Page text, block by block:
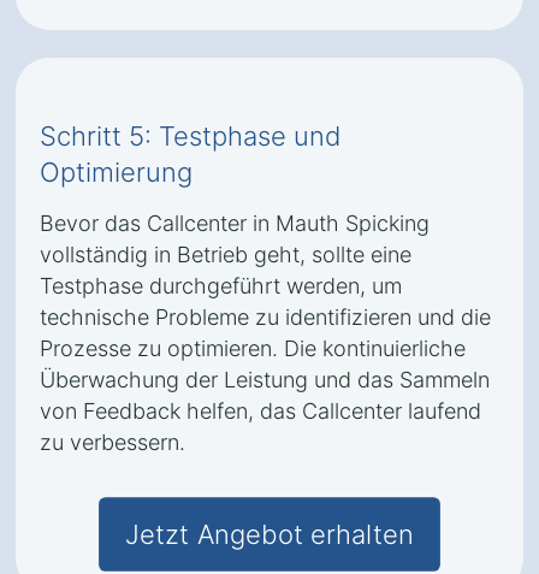
Schritt 5: Testphase und
Optimierung
Bevor das Callcenter in Mauth Spicking
vollständig in Betrieb geht, sollte eine
Testphase durchgeführt werden, um
technische Probleme zu identifizieren und die
Prozesse zu optimieren. Die kontinuierliche
Überwachung der Leistung und das Sammeln
von Feedback helfen, das Callcenter laufend
zu verbessern.
Jetzt Angebot erhalten